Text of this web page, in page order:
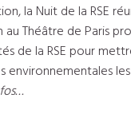
la Nuit de la RSE
Théâtre de Paris
de la RSE pour